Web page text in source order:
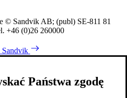
© Sandvik AB; (publ) SE-811 81
+46 (0)26 260000
Sandvik
Państwa zgodę